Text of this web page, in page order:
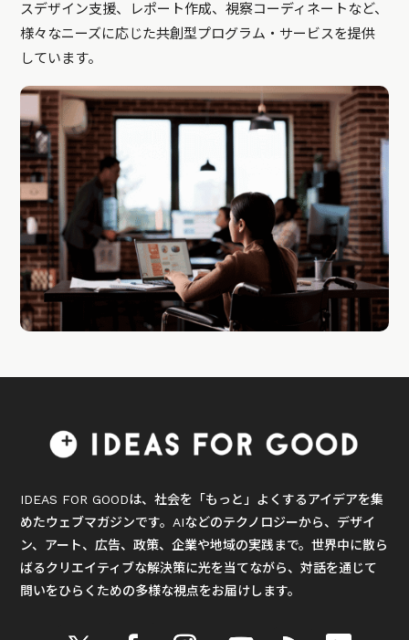
スデザイン支援、レポート作成、視察コーディネートなど、
様々なニーズに応じた共創型プログラム・サービスを提供
しています。
IDEAS FOR GOODは、社会を「もっと」よくするアイデアを集
めたウェブマガジンです。AIなどのテクノロジーから、デザイ
ン、アート、広告、政策、企業や地域の実践まで。世界中に散ら
ばるクリエイティブな解決策に光を当てながら、対話を通じて
問いをひらくための多様な視点をお届けします。